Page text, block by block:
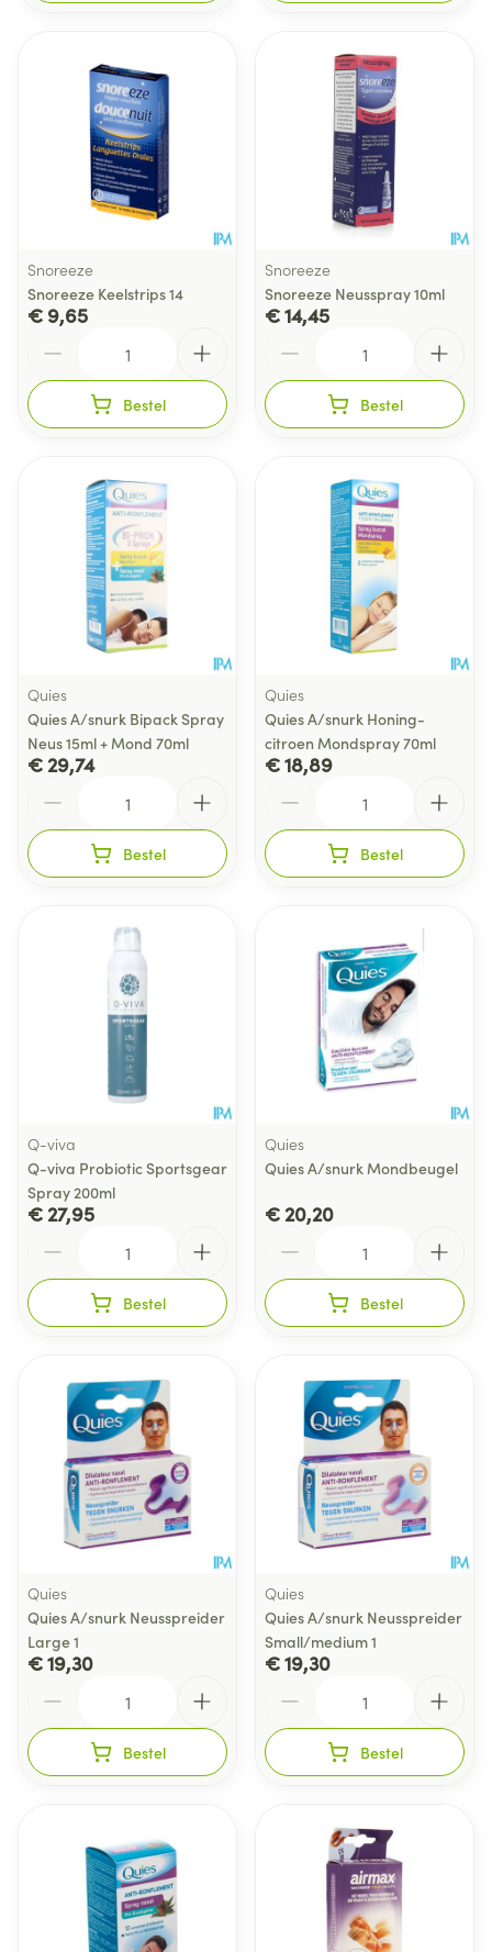
Snoreeze
Snoreeze Keelstrips 14
€ 9,65
Bestel
Snoreeze
Snoreeze Neusspray 10ml
€ 14,45
Bestel
Quies
Quies A/snurk Bipack Spray
Neus 15ml + Mond 70ml
€ 29,74
Bestel
Quies
Quies A/snurk Honing-
citroen Mondspray 70ml
€ 18,89
Bestel
Q-viva
Q-viva Probiotic Sportsgear
Spray 200ml
€ 27,95
Bestel
Quies
Quies A/snurk Mondbeugel
€ 20,20
Bestel
Quies
Quies A/snurk Neusspreider
Large 1
€ 19,30
Bestel
Quies
Quies A/snurk Neusspreider
Small/medium 1
€ 19,30
Bestel